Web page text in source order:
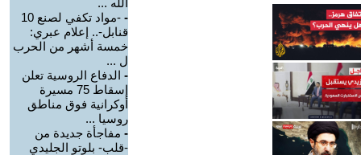
الله ...
-
-مواد تكفي لصنع 10
قنابل-.. إعلام عبري:
خمسة أشهر من الحرب
ل ...
- الدفاع الروسية تعلن
إسقاط 75 مسيرة
أوكرانية فوق مناطق
روسيا ...
- مفاجأة جديدة من
-قلب- بلوتو الجليدي